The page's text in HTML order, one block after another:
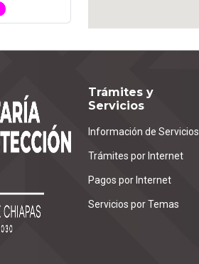
Trámites y
Servicios
Información de Servicios
Trámites por Internet
Pagos por Internet
Servicios por Temas